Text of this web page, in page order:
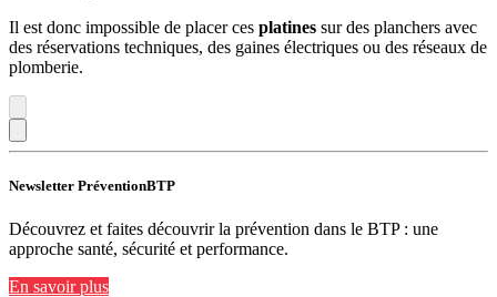
Il est donc impossible de placer ces platines sur des planchers avec
des réservations techniques, des gaines électriques ou des réseaux de
plomberie.
Newsletter PréventionBTP
Découvrez et faites découvrir la prévention dans le BTP : une
approche santé, sécurité et performance.
En savoir plus